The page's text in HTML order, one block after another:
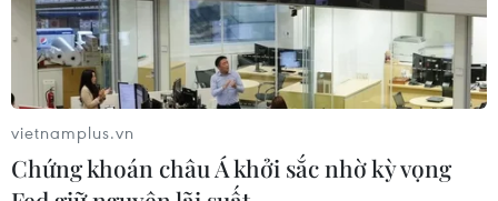
khoán ưu tiên quản trị rủi ro trong
ngắn hạn
26/07/2026 07:18
Xem thêm
vietnamplus.vn
Chứng khoán châu Á khởi sắc nhờ kỳ vọng